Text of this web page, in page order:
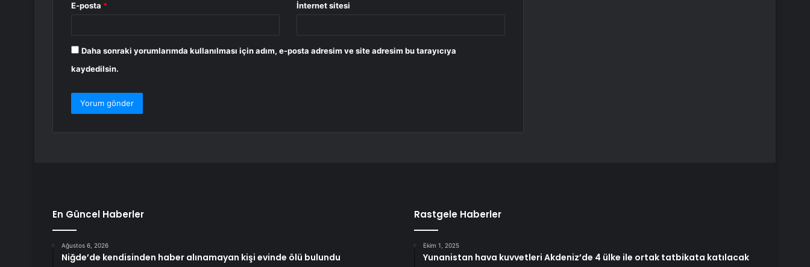
E-posta * İnternet sitesi
Daha sonraki yorumlarımda kullanılması için adım, e-posta adresim ve site adresim bu tarayıcıya
kaydedilsin.
En Güncel Haberler
Ağustos 6, 2026
Niğde’de kendisinden haber alınamayan kişi evinde ölü bulundu
Rastgele Haberler
Ekim 1, 2025
Yunanistan hava kuvvetleri Akdeniz’de 4 ülke ile ortak tatbikata katılacak